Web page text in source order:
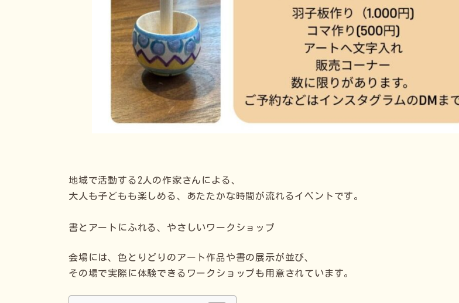
地域で活動する2人の作家さんによる、
大人も子どもも楽しめる、あたたかな時間が流れるイベントです。
書とアートにふれる、やさしいワークショップ
会場には、色とりどりのアート作品や書の展示が並び、
その場で実際に体験できるワークショップも用意されています。